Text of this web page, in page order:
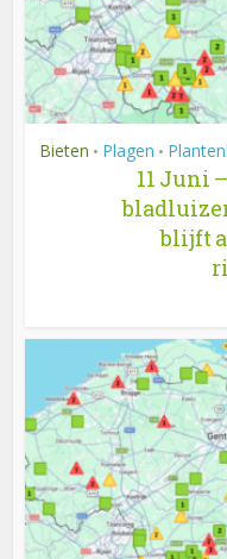
Bieten • Plagen •
11 Juni
blijft